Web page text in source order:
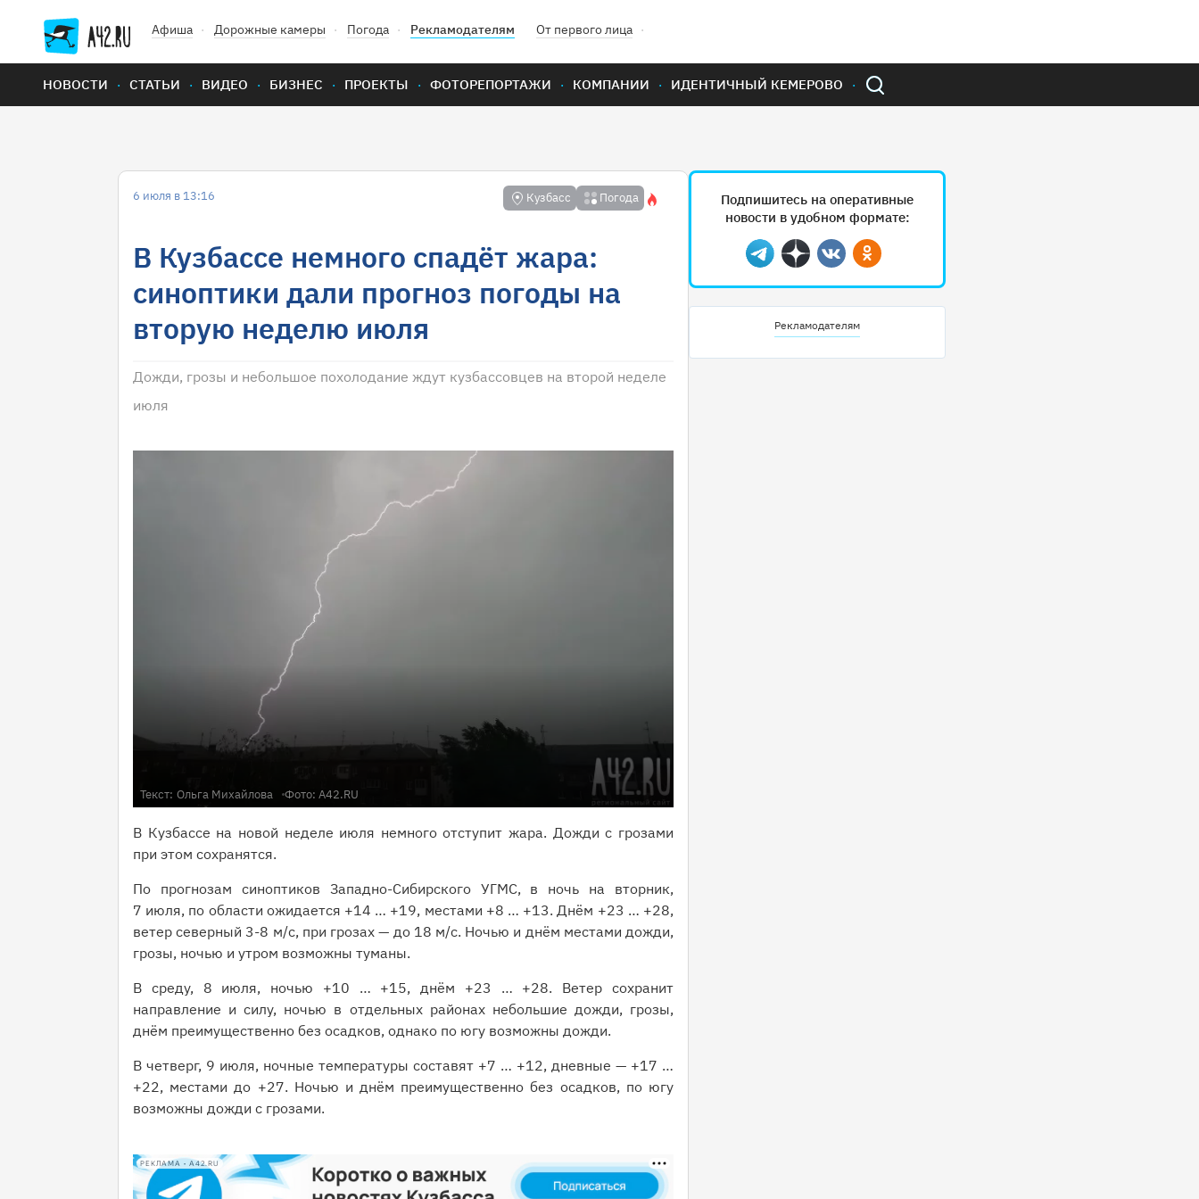
Афиша Дорожные камеры Погода Рекламодателям От первого лица
НОВОСТИ СТАТЬИ ВИДЕО БИЗНЕС ПРОЕКТЫ ФОТОРЕПОРТАЖИ КОМПАНИИ ИДЕНТИЧНЫЙ КЕМЕРОВО
6 июля в 13:16 Кузбасс Погода
В Кузбассе немного спадёт жара:
синоптики дали прогноз погоды на
вторую неделю июля
Дожди, грозы и небольшое похолодание ждут кузбассовцев на второй неделе
июля
Текст: Ольга Михайлова Фото: A42.RU
В Кузбассе на новой неделе июля немного отступит жара. Дожди с грозами
при этом сохранятся.
По прогнозам синоптиков Западно-Сибирского УГМС, в ночь на вторник,
7 июля, по области ожидается +14 … +19, местами +8 … +13. Днём +23 … +28,
ветер северный 3-8 м/с, при грозах — до 18 м/с. Ночью и днём местами дожди,
грозы, ночью и утром возможны туманы.
В среду, 8 июля, ночью +10 … +15, днём +23 … +28. Ветер сохранит
направление и силу, ночью в отдельных районах небольшие дожди, грозы,
днём преимущественно без осадков, однако по югу возможны дожди.
В четверг, 9 июля, ночные температуры составят +7 … +12, дневные — +17 …
+22, местами до +27. Ночью и днём преимущественно без осадков, по югу
возможны дожди с грозами.
РЕКЛАМА • A42.RU
Подпишитесь на оперативные
новости в удобном формате:
Telegram
ДзенВконтактеОдноклассники
Рекламодателям